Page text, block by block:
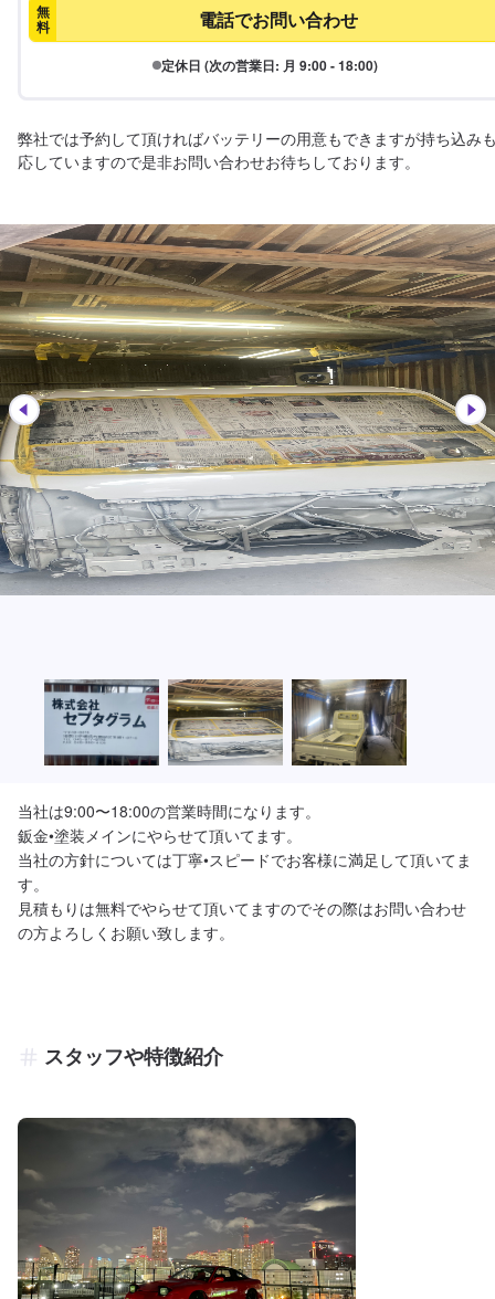
無
料 電話でお問い合わせ
定休日 (次の営業日: 月 9:00 - 18:00)
弊社では予約して頂ければバッテリーの用意もできますが持ち込み
応していますので是非お問い合わせお待ちしております。
当社は9:00〜18:00の営業時間になります。
鈑金•塗装メインにやらせて頂いてます。
当社の方針については丁寧•スピードでお客様に満足して頂いてま
す。
見積もりは無料でやらせて頂いてますのでその際はお問い合わせ
の方よろしくお願い致します。
スタッフや特徴紹介